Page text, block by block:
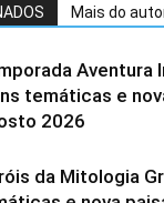
Mais do
Aventura
temáticas e
2026
da Mitologia